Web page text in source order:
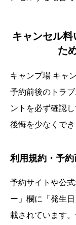
キャンセル
た
キャンプ場 キャ
予約前後のトラ
ントを必ず確認
後悔を少なくでき
利用規約・予
予約サイトや公
ー」欄に「発生
載されています